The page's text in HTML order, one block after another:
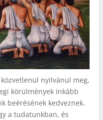
nyilvánul meg,
körülmények inkább
beérésének kedveznek.
a tudatunkban, és